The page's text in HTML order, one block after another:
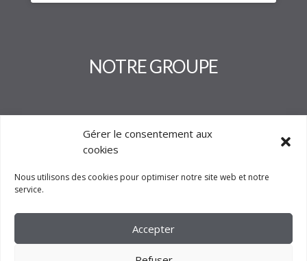
Gérer le consentement aux
cookies
Nous utilisons des cookies pour optimiser notre site web et notre
service.
Accepter
NOTRE GROUPE